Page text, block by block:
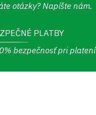
otázky? Napíšte nám.
PLATBY
bezpečnosť pri platení